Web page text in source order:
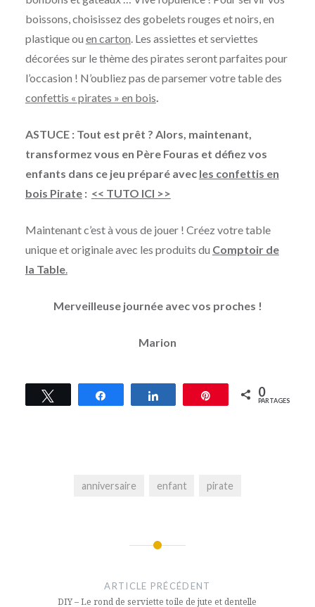
boissons, choisissez des gobelets rouges et noirs, en
plastique ou en carton. Les assiettes et serviettes
décorées sur le thème des pirates seront parfaites pour
l’occasion ! N’oubliez pas de parsemer votre table des
confettis « pirates » en bois.
ASTUCE : Tout est prêt ? Alors, maintenant,
transformez vous en Père Fouras et défiez vos
enfants dans ce jeu préparé avec les confettis en
bois Pirate: << TUTO ICI >>
Maintenant c’est à vous de jouer ! Créez votre table
unique et originale avec les produits du Comptoir de
la Table.
Merveilleuse journée avec vos proches !
Marion
Tweetez Partagez Partagez Épingle 0
PARTAGES
anniversaire enfant pirate
ARTICLE PRÉCÉDENT
DIY – Le rond de serviette toile de jute et dentelle